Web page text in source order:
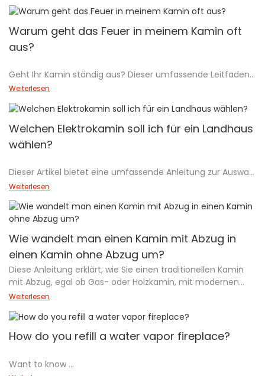
Warum geht das Feuer in meinem Kamin oft
aus?
Geht Ihr Kamin ständig aus? Dieser umfassende Leitfaden
befasst sich mit häufigen Ursachen und Lösungen für
Kraftstoffproblemen über Lüftungsmanagement, tägliche
Wartung bis hin zu professioneller Pflege bieten wir Schritt-
für-Schritt-Lösungen zur Fehlerbehebung. Egal, ob Sie ein
neuer Kaminbesitzer oder ein erfahrener Benutzer sind, Sie
Sicherheitsrichtlinien, damit Ihr Kamin effizient läuft. Unsere
fachkundige Beratung deckt alles ab, was Sie über die
Aufrechterhaltung der Leistung Ihres Kamins wissen
müssen, und hilft Ihnen dabei, die Wärme und Atmosphäre
in Ihrem Wohnraum wiederherzustellen.
Weiterlesen
Welchen Elektrokamin soll ich für ein Landhaus
wählen?
Dieser Artikel bietet eine umfassende Anleitung zur Auswahl
der besten
, unter Berücksichtigung von Faktoren wie
Heizbedarf
,
,
Energieeffizienz
, Und
Flexibilität bei der Installation
. Es untersucht auch Alternativen wie
Die intelligenten Bio-Ethanol-Kamine von Shinepoch
Und
Wasser Vapor Kamine
, die umweltfreundliche, realistische Flammeneffekte und
einen sicheren Betrieb bieten. Mit Empfehlungen basierend
Weiterlesen
Wie wandelt man einen Kamin mit Abzug in
einen Kamin ohne Abzug um?
Diese Anleitung erklärt, wie Sie einen traditionellen Kamin
mit Abzug, egal ob Gas- oder Holzkamin, mit modernen
Bioethanolbrennern oder Wasserdampfgeräten in einen
Vorteile von Kaminen ohne Abzug hervor, wie z. B.
einfachere Installation, sauberere Verbrennung und Smart-
Home-Integration. Der Artikel beschreibt die Umbauschritte
Wasserdampfoptionen und betont deren
Weiterlesen
How do you refill a water vapor fireplace?
Want to know